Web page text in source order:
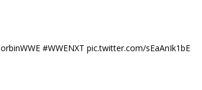
#WWENXT pic.twitter.com/sEaAnIk1bE